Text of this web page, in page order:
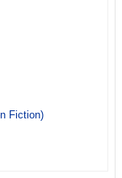
рассказы
Fiction)